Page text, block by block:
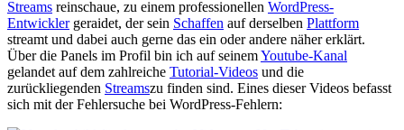
Streams reinschaue, zu einem professionellen WordPress-
Entwicklergeraidet, der sein Schaffen auf derselben Plattform
streamt und dabei auch gerne das ein oder andere näher erklärt.
Über die Panels im Profil bin ich auf seinemYoutube-Kanal
gelandet auf dem zahlreiche Tutorial-Videos und die
zurückliegenden Streamszu finden sind. Eines dieser Videos befasst
sich mit der Fehlersuche bei WordPress-Fehlern: